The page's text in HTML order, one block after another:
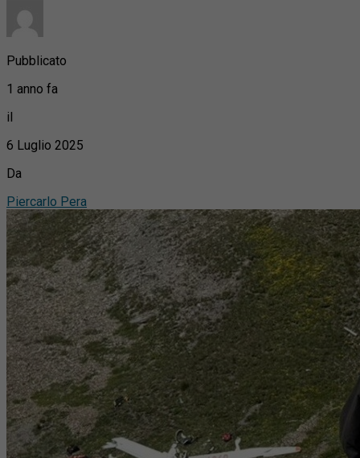
Pubblicato
1 anno fa
il
6 Luglio 2025
Da
Piercarlo Pera